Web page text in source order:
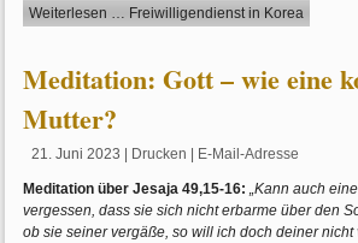
Weiterlesen … Freiwilligendienst in Korea
Meditation: Gott – wie eine
Mutter?
21. Juni 2023 Drucken E-Mail-Adresse
Meditation über Jesaja 49,15-16: „Kann auch
vergessen, dass sie sich nicht erbarme über den
ob sie seiner vergäße, so will ich doch deiner